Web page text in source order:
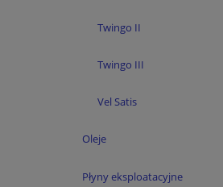
Twingo II
Twingo III
Vel Satis
Oleje
Płyny eksploatacyjne